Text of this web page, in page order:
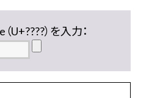
U+????）を入力：